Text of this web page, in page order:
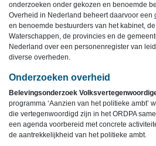
onderzoeken onder gekozen en benoemde
Overheid in Nederland beheert daarvoor een
en benoemde bestuurders van het kabinet,
Waterschappen, de provincies en de
Nederland over een personenregister van
diverse overheden.
Onderzoeken overheid
Belevingsonderzoek
programma ‘Aanzien van het politieke ambt’
die vertegenwoordigd zijn in het ORDPA
een agenda voorbereid met concrete
de aantrekkelijkheid van het politieke ambt.